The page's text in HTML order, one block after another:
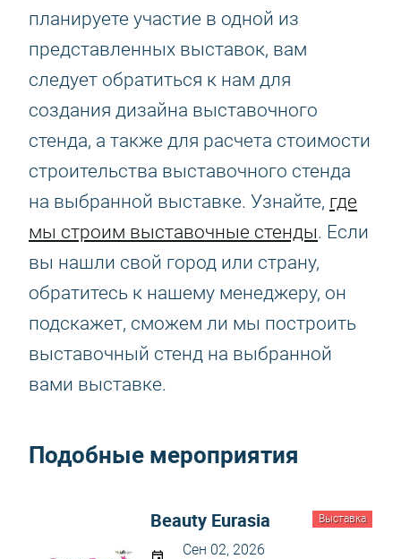
планируете участие в одной из
представленных выставок, вам
следует обратиться к нам для
создания дизайна выставочного
стенда, а также для расчета стоимости
строительства выставочного стенда
на выбранной выставке. Узнайте, где
мы строим выставочные стенды. Если
вы нашли свой город или страну,
обратитесь к нашему менеджеру, он
подскажет, сможем ли мы построить
выставочный стенд на выбранной
вами выставке.
Подобные мероприятия
Выставка
Beauty Eurasia
Сен 02, 2026